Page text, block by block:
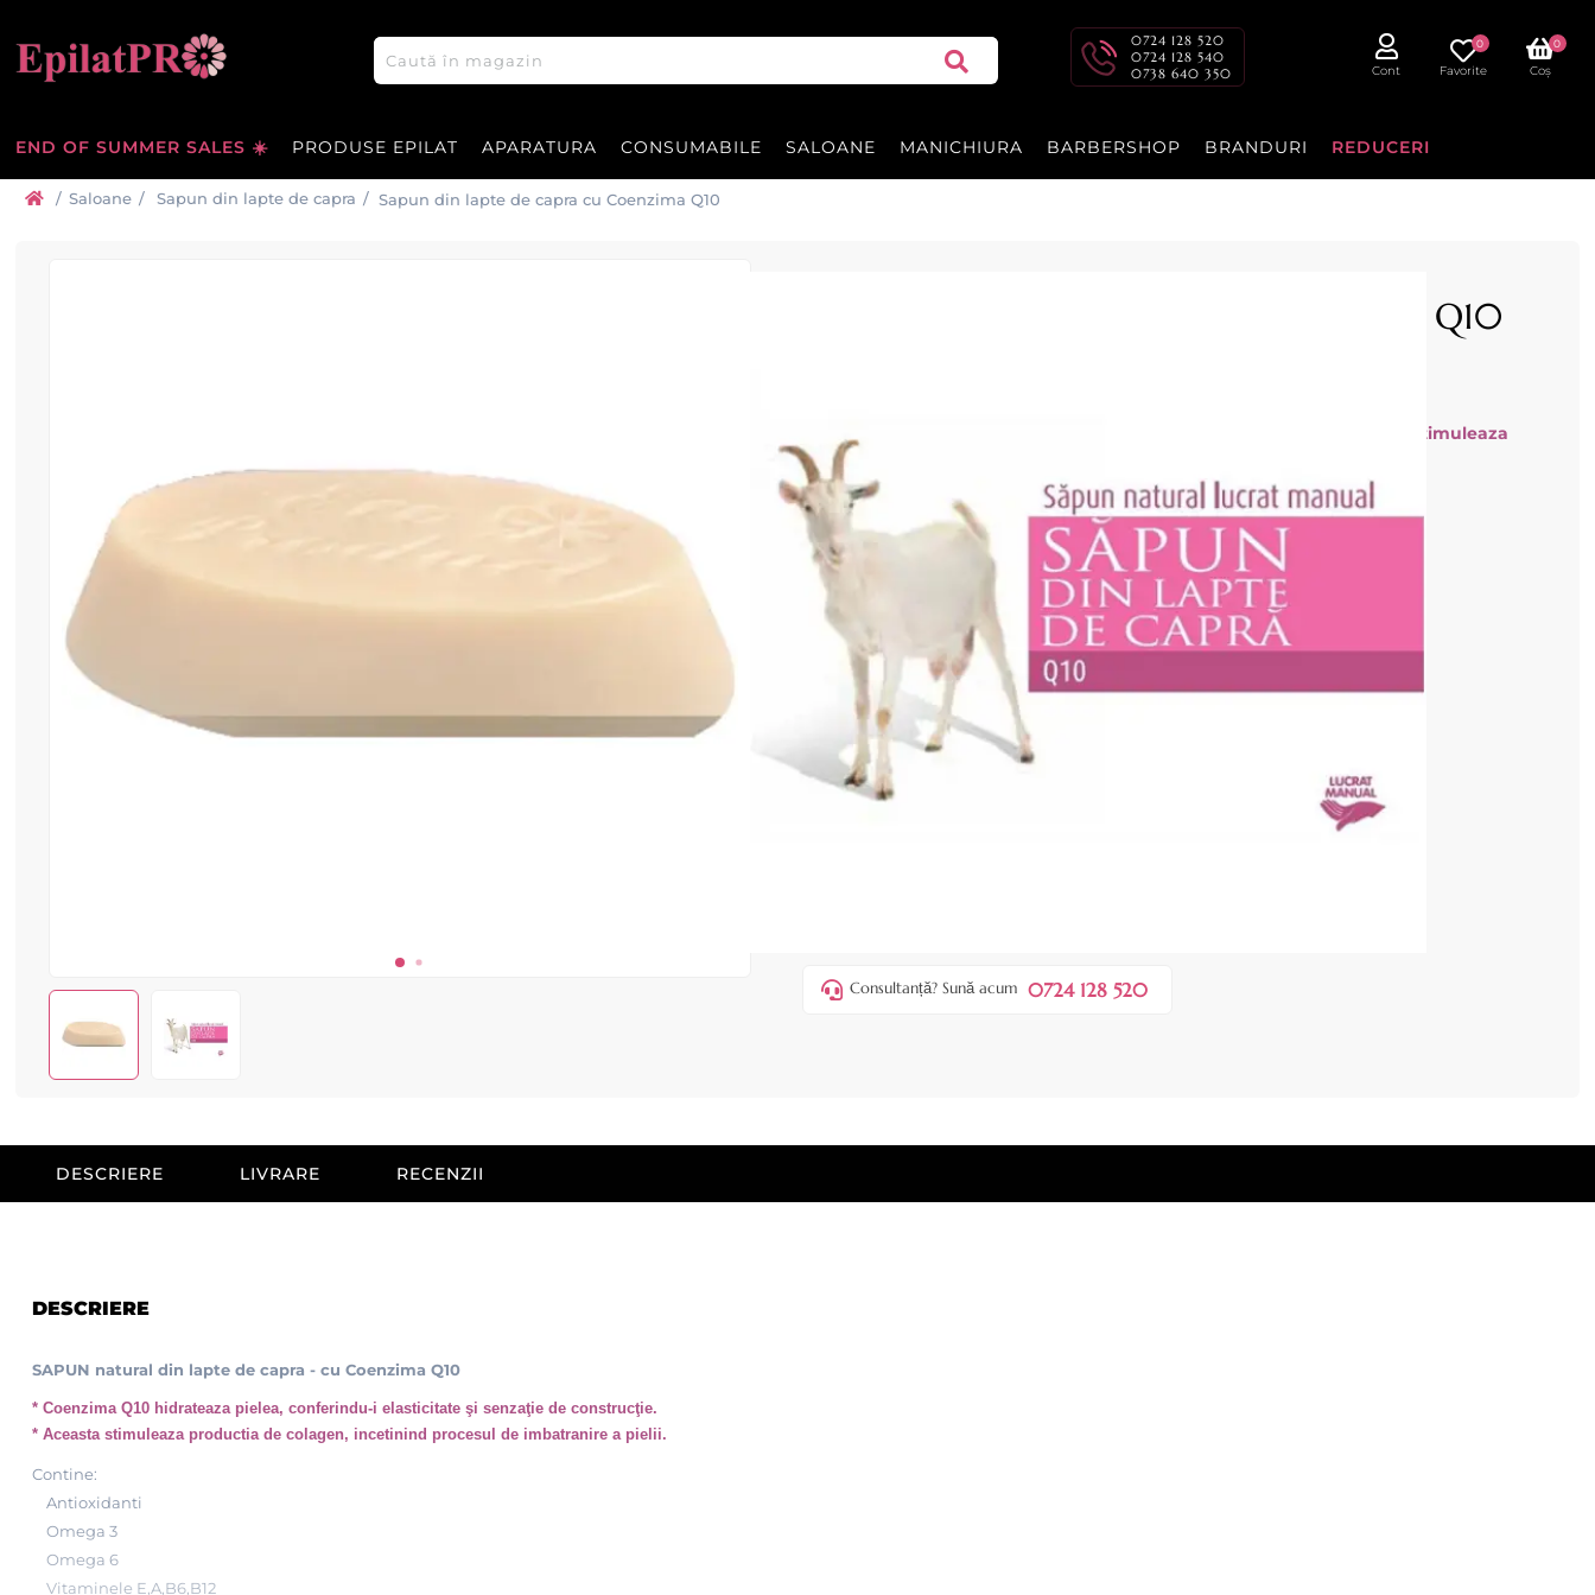
0724 128 520
0724 128 540
0738 640 350
Cont Favorite
0
Coș
0
END OF SUMMER SALES ☀️ PRODUSE EPILAT APARATURA CONSUMABILE SALOANE MANICHIURA BARBERSHOP BRANDURI REDUCERI
/ Saloane / Sapun din lapte de capra / Sapun din lapte de capra cu Coenzima Q10
Sapun din lapte de capra cu Coenzima Q10
hidrateaza pielea, conferindu-i elasticitate şi senzaţie de construcţie, stimuleaza
productia de colagen, incetinind procesul de imbatranire a pielii.
Adăugați recenzia dvs.
Cod produs:
În stoc
15,00 lei
Consultanță? Sună acum 0724 128 520
DESCRIERE LIVRARE RECENZII
DESCRIERE
SAPUN natural din lapte de capra - cu Coenzima Q10
* Coenzima Q10 hidrateaza pielea, conferindu-i elasticitate şi senzaţie de construcţie.
* Aceasta stimuleaza productia de colagen, incetinind procesul de imbatranire a pielii.
Contine:
Antioxidanti
Omega 3
Omega 6
Vitaminele E,A,B6,B12